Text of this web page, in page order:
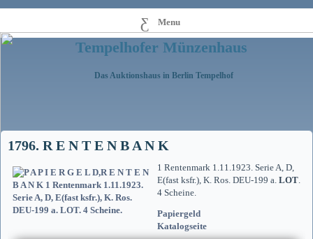
Menu
Tempelhofer Münzenhaus
Das Auktionshaus in Berlin Tempelhof
1796. R E N T E N B A N K
1 Rentenmark 1.11.1923. Serie A, D,
E(fast ksfr.), K. Ros. DEU-199 a. LOT.
4 Scheine.
Papiergeld
Katalogseite